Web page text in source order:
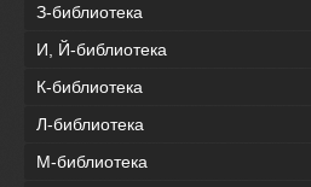
З-библиотека
И, Й-библиотека
К-библиотека
Л-библиотека
М-библиотека